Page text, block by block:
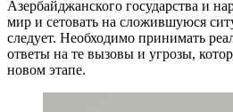
Азербайджанского государства и
мир и сетовать на сложившуюся
следует. Необходимо принимать
ответы на те вызовы и угрозы,
новом этапе.